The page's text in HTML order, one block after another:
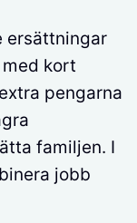
ersättningar
kort
pengarna
familjen. I
jobb